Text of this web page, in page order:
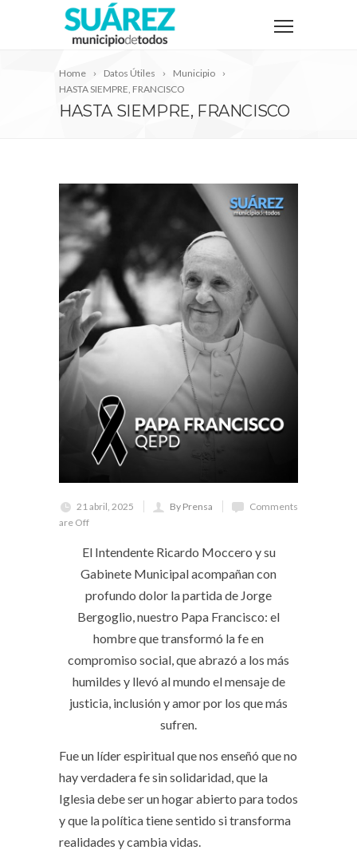
Home Datos Útiles
Municipio
HASTA SIEMPRE, FRANCISCO
HASTA SIEMPRE, FRANCISCO
21 abril, 2025 By Prensa
Comments
are Off
El Intendente Ricardo Moccero y su
Gabinete Municipal acompañan con
profundo dolor la partida de Jorge
Bergoglio, nuestro Papa Francisco: el
hombre que transformó la fe en
compromiso social, que abrazó a los más
humildes y llevó al mundo el mensaje de
justicia, inclusión y amor por los que más
sufren.
Fue un líder espiritual que nos enseñó que no
hay verdadera fe sin solidaridad, que la
Iglesia debe ser un hogar abierto para todos
y que la política tiene sentido si transforma
realidades y cambia vidas.